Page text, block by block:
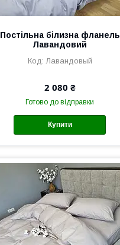
Постільна білизна фланель
Лавандовий
Лавандовый
2 080 ₴
Готово до відправки
Купити